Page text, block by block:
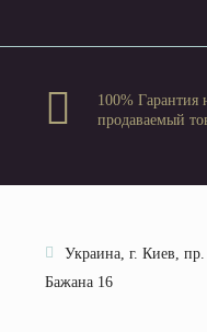
100% Гарантия
продаваемый
Украина, г. Киев, пр.
Бажана 16